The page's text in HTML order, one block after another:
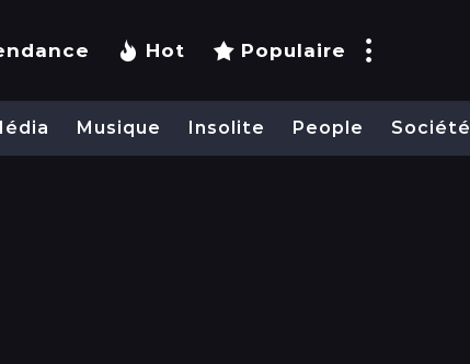
Hot Populaire
Musique Insolite People Société